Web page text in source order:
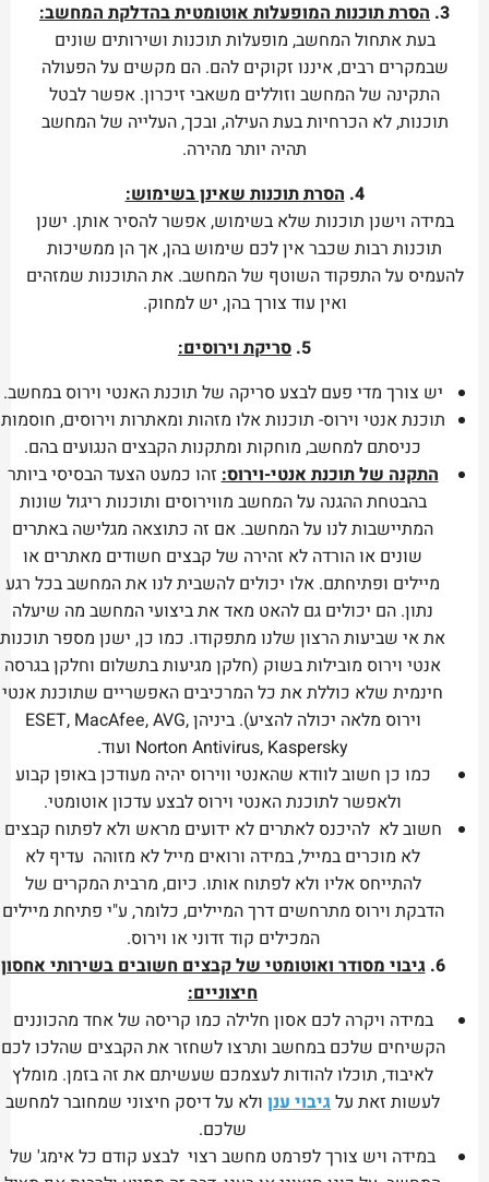
3. הסרת תוכנות המופעלות אוטומטית בהדלקת המחשב:
בעת אתחול המחשב, מופעלות תוכנות ושירותים שונים
שבמקרים רבים, איננו זקוקים להם. הם מקשים על הפעולה
התקינה של המחשב וזוללים משאבי זיכרון. אפשר לבטל
תוכנות, לא הכרחיות בעת העילה, ובכך, העלייה של המחשב
תהיה יותר מהירה.
4. הסרת תוכנות שאינן בשימוש:
במידה וישנן תוכנות שלא בשימוש, אפשר להסיר אותן. ישנן
תוכנות רבות שכבר אין לכם שימוש בהן, אך הן ממשיכות
להעמיס על התפקוד השוטף של המחשב. את התוכנות שמזהים
ואין עוד צורך בהן, יש למחוק.
5. סריקת וירוסים:
יש צורך מדי פעם לבצע סריקה של תוכנת האנטי וירוס במחשב.
תוכנת אנטי וירוס- תוכנות אלו מזהות ומאתרות וירוסים, חוסמות
כניסתם למחשב, מוחקות ומתקנות הקבצים הנגועים בהם.
התקנה של תוכנת אנטי-וירוס:זהו כמעט הצעד הבסיסי ביותר
בהבטחת ההגנה על המחשב מווירוסים ותוכנות ריגול שונות
המתיישבות לנו על המחשב. אם זה כתוצאה מגלישה באתרים
שונים או הורדה לא זהירה של קבצים חשודים מאתרים או
מיילים ופתיחתם. אלו יכולים להשבית לנו את המחשב בכל רגע
נתון. הם יכולים גם להאט מאד את ביצועי המחשב מה שיעלה
את אי שביעות הרצון שלנו מתפקודו. כמו כן, ישנן מספר תוכנות
אנטי וירוס מובילות בשוק (חלקן מגיעות בתשלום וחלקן בגרסה
חינמית שלא כוללת את כל המרכיבים האפשריים שתוכנת אנטי
וירוס מלאה יכולה להציע). ביניהן ESET, MacAfee, AVG,
Norton Antivirus, Kaspersky ועוד.
כמו כן חשוב לוודא שהאנטי ווירוס יהיה מעודכן באופן קבוע
ולאפשר לתוכנת האנטי וירוס לבצע עדכון אוטומטי.
חשוב לא להיכנס לאתרים לא ידועים מראש ולא לפתוח קבצים
לא מוכרים במייל, במידה ורואים מייל לא מזוהה עדיף לא
להתייחס אליו ולא לפתוח אותו. כיום, מרבית המקרים של
הדבקת וירוס מתרחשים דרך המיילים, כלומר, ע"י פתיחת מיילים
המכילים קוד זדוני או וירוס.
6. גיבוי מסודר ואוטומטי של קבצים חשובים בשירותי אחסון
חיצוניים:
במידה ויקרה לכם אסון חלילה כמו קריסה של אחד מהכוננים
הקשיחים שלכם במחשב ותרצו לשחזר את הקבצים שהלכו לכם
לאיבוד, תוכלו להודות לעצמכם שעשיתם את זה בזמן. מומלץ
לעשות זאת עלגיבוי ענן ולא על דיסק חיצוני שמחובר למחשב
שלכם.
במידה ויש צורך לפרמט מחשב רצוי לבצע קודם כל אימג' של